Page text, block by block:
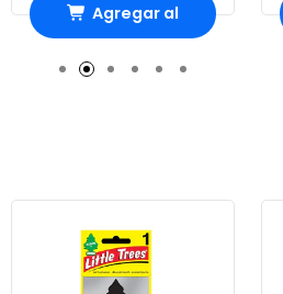
Agregar al
carrito